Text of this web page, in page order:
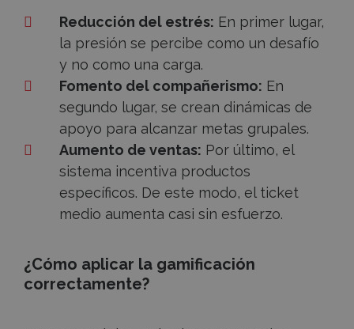
Reducción del estrés: En primer lugar,
la presión se percibe como un desafío
y no como una carga.
Fomento del compañerismo: En
segundo lugar, se crean dinámicas de
apoyo para alcanzar metas grupales.
Aumento de ventas: Por último, el
sistema incentiva productos
específicos. De este modo, el ticket
medio aumenta casi sin esfuerzo.
¿Cómo aplicar la gamificación
correctamente?